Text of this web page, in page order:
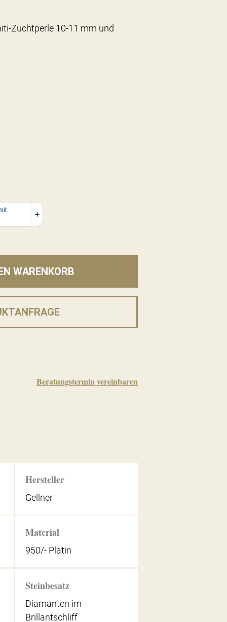
Zuchtperle 10-11 mm und
WARENKORB
Beratungstermin vereinbaren
Hersteller
Gellner
Material
950/- Platin
Steinbesatz
Diamanten im
Brillantschliff